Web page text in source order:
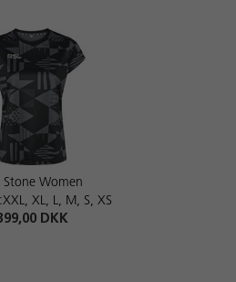
Stone Women
XL, L, M, S, XS
DKK